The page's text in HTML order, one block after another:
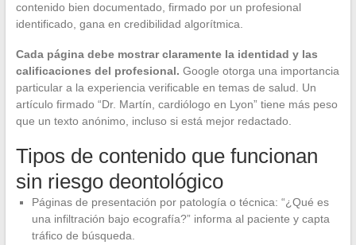
contenido bien documentado, firmado por un profesional
identificado, gana en credibilidad algorítmica.
Cada página debe mostrar claramente la identidad y las
calificaciones del profesional. Google otorga una importancia
particular a la experiencia verificable en temas de salud. Un
artículo firmado “Dr. Martín, cardiólogo en Lyon” tiene más peso
que un texto anónimo, incluso si está mejor redactado.
Tipos de contenido que funcionan
sin riesgo deontológico
Páginas de presentación por patología o técnica: “¿Qué es
una infiltración bajo ecografía?” informa al paciente y capta
tráfico de búsqueda.